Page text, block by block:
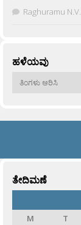
Raghuramu N.V.
ಹಳೆಯವು
ಹಳೆಯವು
ತೇದಿಮಣೆ
M
T